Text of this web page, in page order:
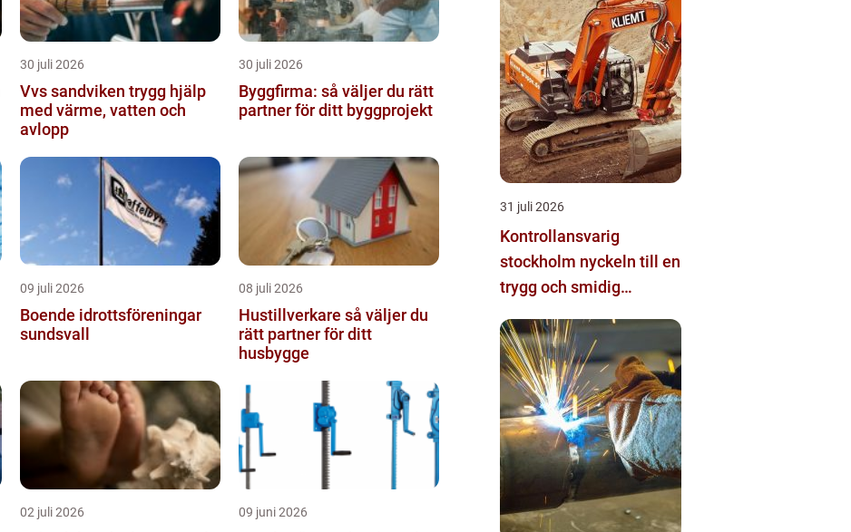
30 juli 2026
Vvs sandviken trygg hjälp
med värme, vatten och
avlopp
30 juli 2026
Byggfirma: så väljer du rätt
partner för ditt byggprojekt
09 juli 2026
Boende idrottsföreningar
sundsvall
08 juli 2026
Hustillverkare så väljer du
rätt partner för ditt
husbygge
02 juli 2026 09 juni 2026
31 juli 2026
Kontrollansvarig
stockholm nyckeln till en
trygg och smidig